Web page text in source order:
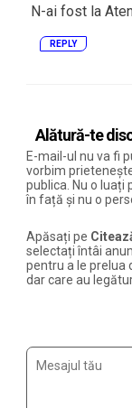
N-ai fost la
REPLY
Alătură-te
E-mail-ul nu va fi
vorbim
publica. Nu o
în față și nu o
Apăsați pe
selectați întâi
pentru a le prelua
dar care au